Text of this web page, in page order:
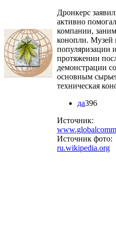
Дронкерс
активно
компании,
конопли. Музей
популяризации
протяжении
демонстрации
основным
техническая
да396
Источник:
Источник фото:
ru.wikipedia.org